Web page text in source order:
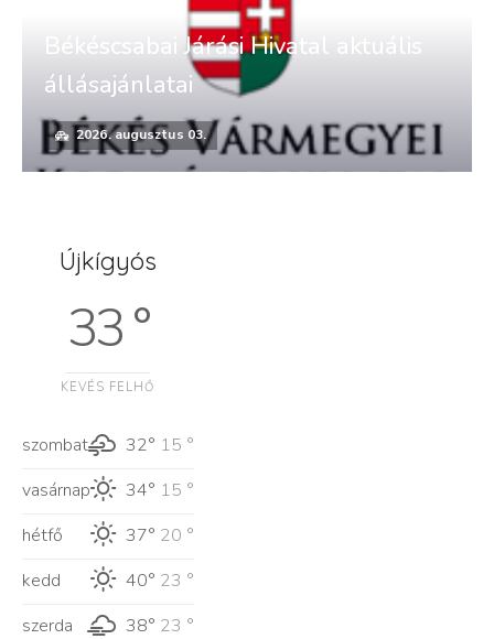
Békéscsabai Járási Hivatal aktuális
állásajánlatai
2026. augusztus 03.
Újkígyós
33 °
KEVÉS FELHŐ
szombat 32° 15 °
vasárnap
34° 15 °
hétfő
37° 20 °
kedd
40° 23 °
szerda
38° 23 °